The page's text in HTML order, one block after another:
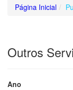
Página Inicial
Outros
Ano